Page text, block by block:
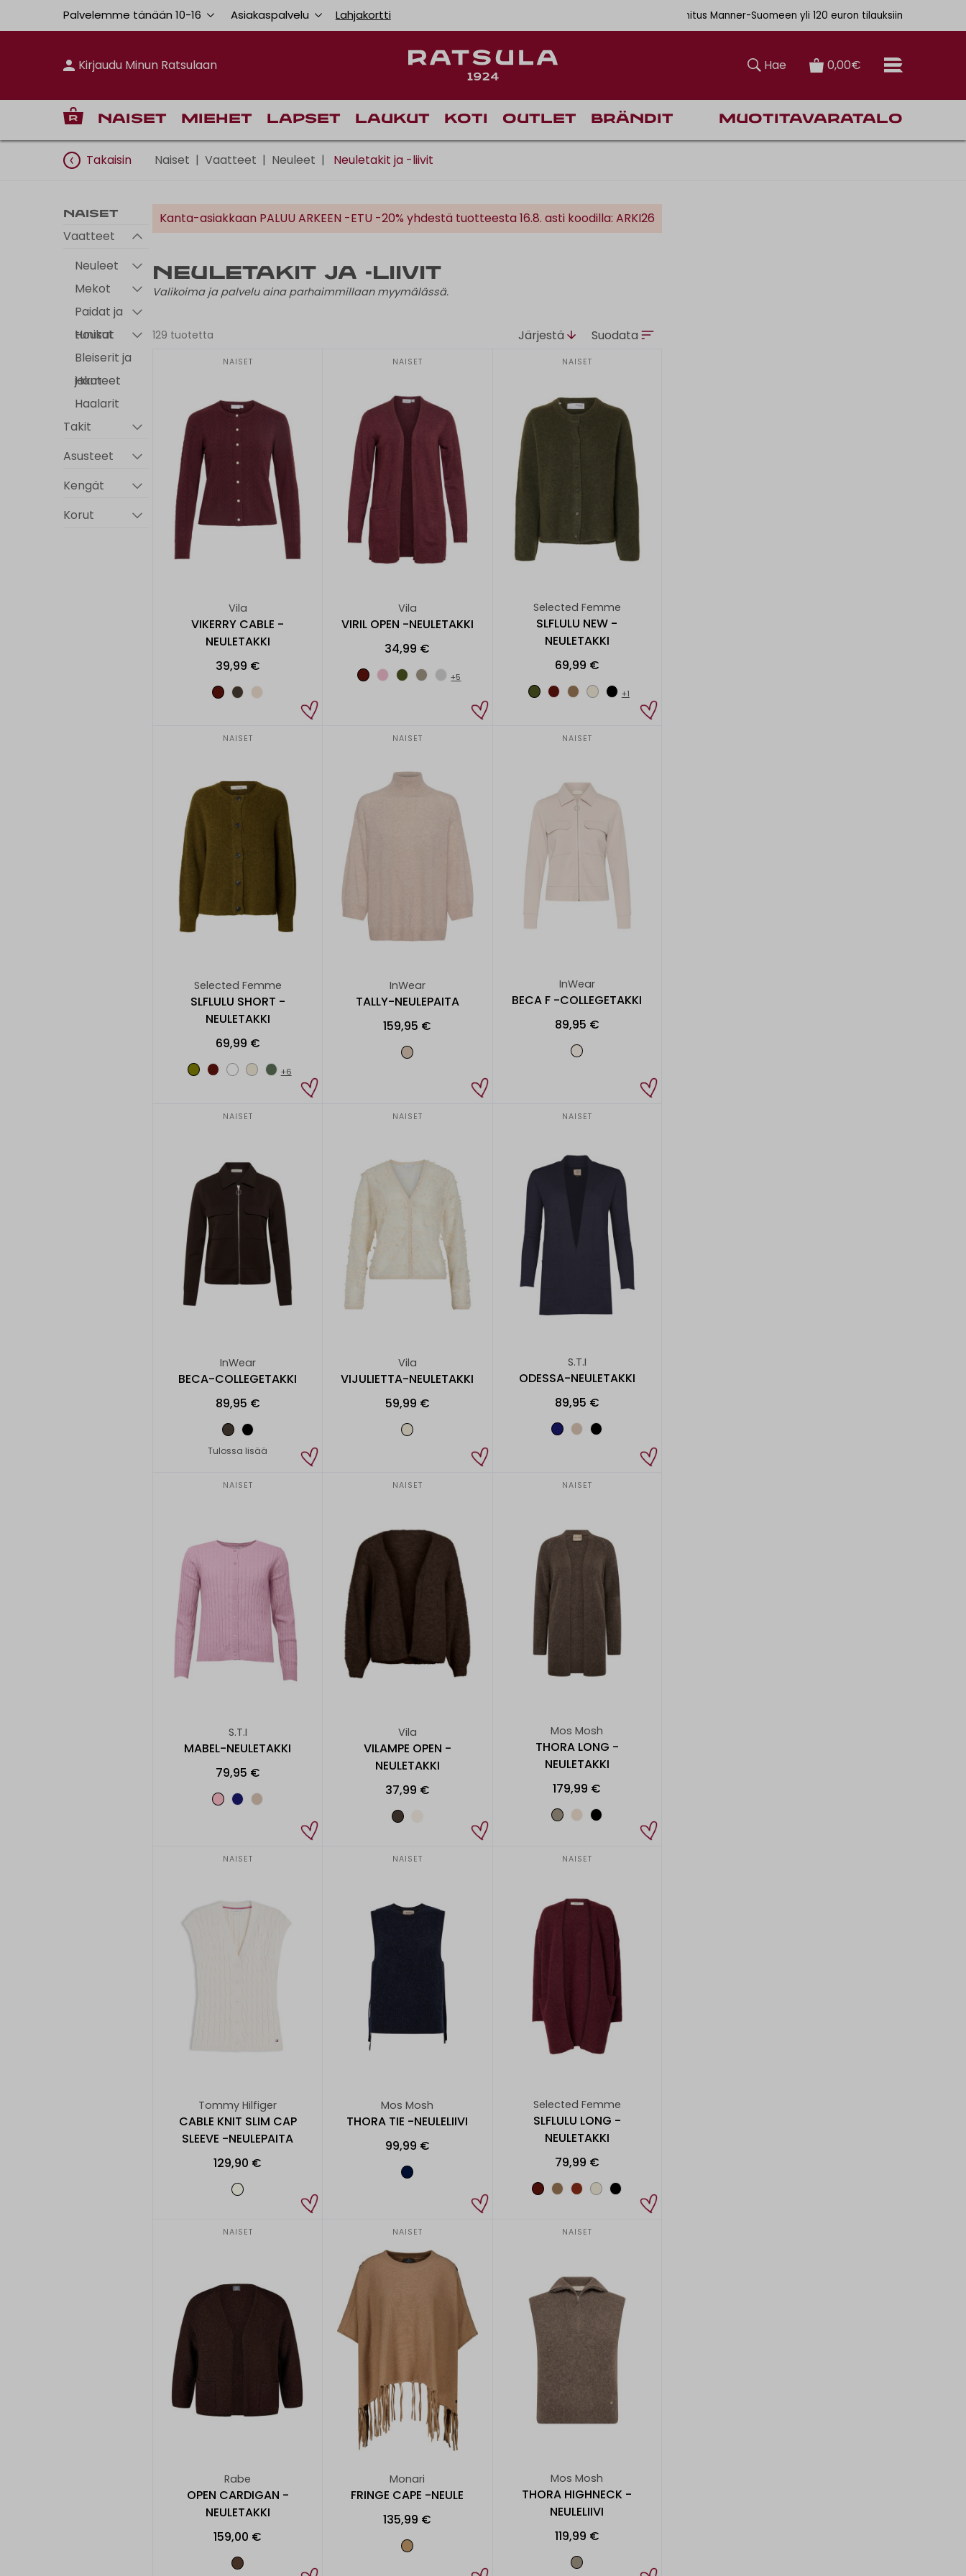
Palvelemme tänään 10-16 Asiakaspalvelu Lahjakortti Ilmainen toimitus Manner-Suomeen yli 120 euron tilauksiin
Kirjaudu Minun Ratsulaan Hae 0,00€
Naiset Miehet Lapset Laukut Koti Outlet Brändit Muotitavaratalo
Takaisin Naiset | Vaatteet | Neuleet | Neuletakit ja -liivit
Naiset
Vaatteet
Neuleet
Mekot
Paidat ja
tunikat
Housut
Bleiserit ja
jakut
Hameet
Haalarit
Takit
Asusteet
Kengät
Korut
Kanta-asiakkaan PALUU ARKEEN -ETU -20% yhdestä tuotteesta 16.8. asti koodilla: ARKI26
Neuletakit ja -liivit
Valikoima ja palvelu aina parhaimmillaan myymälässä.
129 tuotetta Järjestä Suodata
NAISET
Vila
VIKERRY CABLE -
NEULETAKKI
39,99 €
NAISET
Vila
VIRIL OPEN -NEULETAKKI
34,99 €
+5
NAISET
Selected Femme
SLFLULU NEW -
NEULETAKKI
69,99 €
+1
NAISET
Selected Femme
SLFLULU SHORT -
NEULETAKKI
69,99 €
+6
NAISET
InWear
TALLY-NEULEPAITA
159,95 €
NAISET
InWear
BECA F -COLLEGETAKKI
89,95 €
NAISET
InWear
BECA-COLLEGETAKKI
89,95 €
Tulossa lisää
NAISET
Vila
VIJULIETTA-NEULETAKKI
59,99 €
NAISET
S.T.I
ODESSA-NEULETAKKI
89,95 €
NAISET
S.T.I
MABEL-NEULETAKKI
79,95 €
NAISET
Vila
VILAMPE OPEN -
NEULETAKKI
37,99 €
NAISET
Mos Mosh
THORA LONG -
NEULETAKKI
179,99 €
NAISET
Tommy Hilfiger
CABLE KNIT SLIM CAP
SLEEVE -NEULEPAITA
129,90 €
NAISET
Mos Mosh
THORA TIE -NEULELIIVI
99,99 €
NAISET
Selected Femme
SLFLULU LONG -
NEULETAKKI
79,99 €
NAISET
Rabe
OPEN CARDIGAN -
NEULETAKKI
159,00 €
NAISET
Monari
FRINGE CAPE -NEULE
135,99 €
NAISET
Mos Mosh
THORA HIGHNECK -
NEULELIIVI
119,99 €